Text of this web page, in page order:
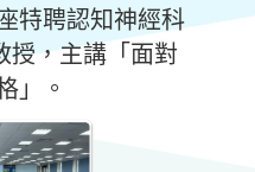
特聘認知神經科
授，主講「面對
」。